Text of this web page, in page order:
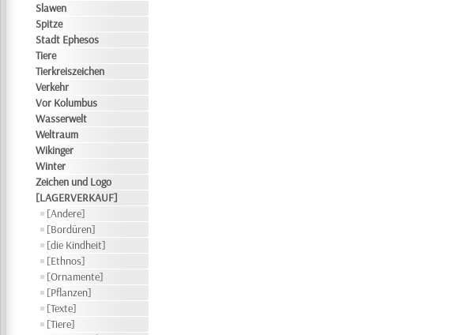
Slawen
Spitze
Stadt Ephesos
Tiere
Tierkreiszeichen
Verkehr
Vor Kolumbus
Wasserwelt
Weltraum
Wikinger
Winter
Zeichen und Logo
[LAGERVERKAUF]
[Andere]
[Bordüren]
[die Kindheit]
[Ethnos]
[Ornamente]
[Pflanzen]
[Texte]
[Tiere]